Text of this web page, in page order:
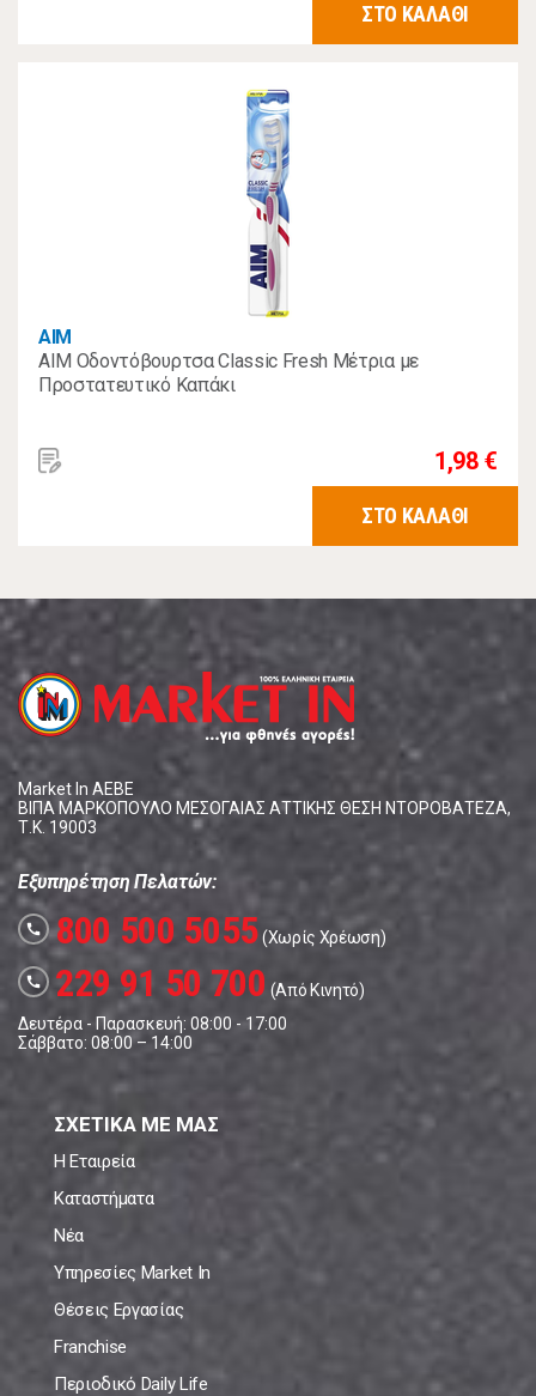
ΣΤΟ ΚΑΛΑΘΙ
AIM
AIM Οδοντόβουρτσα Classic Fresh Μέτρια με
Προστατευτικό Καπάκι
1,98 €
ΣΤΟ ΚΑΛΑΘΙ
Market In ΑΕΒΕ
ΒΙΠΑ ΜΑΡΚΟΠΟΥΛΟ ΜΕΣΟΓΑΙΑΣ ΑΤΤΙΚΗΣ ΘΕΣΗ ΝΤΟΡΟΒΑΤΕΖΑ,
Τ.Κ. 19003
Εξυπηρέτηση Πελατών:
call 800 500 5055(Χωρίς Χρέωση)
call 229 91 50 700 (Από Κινητό)
Δευτέρα - Παρασκευή: 08:00 - 17:00
Σάββατο: 08:00 – 14:00
ΣΧΕΤΙΚΑ ΜΕ ΜΑΣ
Η Εταιρεία
Καταστήματα
Νέα
Υπηρεσίες Market In
Θέσεις Εργασίας
Franchise
Περιοδικό Daily Life